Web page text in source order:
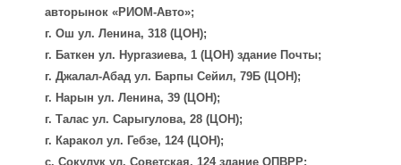
авторынок «РИОМ-Авто»;
г. Ош ул. Ленина, 318 (ЦОН);
г. Баткен ул. Нургазиева, 1 (ЦОН) здание Почты;
г. Джалал-Абад ул. Барпы Сейил, 79Б (ЦОН);
г. Нарын ул. Ленина, 39 (ЦОН);
г. Талас ул. Сарыгулова, 28 (ЦОН);
г. Каракол ул. Гебзе, 124 (ЦОН);
с. Сокулук ул. Советская, 124 здание ОПВРР;